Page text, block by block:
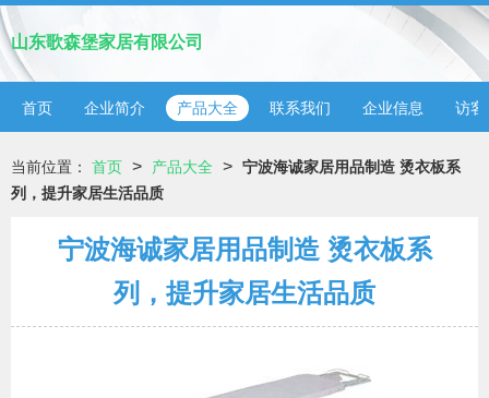
山东歌森堡家居有限公司
首页 企业简介 产品大全 联系我们 企业信息 访客
当前位置： 首页 > 产品大全 > 宁波海诚家居用品制造 烫衣板系
列，提升家居生活品质
宁波海诚家居用品制造 烫衣板系
列，提升家居生活品质